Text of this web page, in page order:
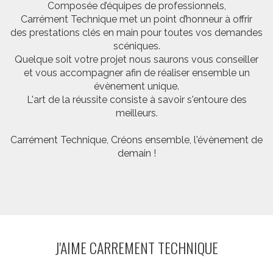
Composée d’équipes de professionnels,
Carrément Technique met un point d’honneur à offrir
des prestations clés en main pour toutes vos demandes
scéniques.
Quelque soit votre projet nous saurons vous conseiller
et vous accompagner afin de réaliser ensemble un
évènement unique.
L'art de la réussite consiste à savoir s'entoure des
meilleurs.
Carrément Technique, Créons ensemble, l'évènement de
demain !
J'AIME CARREMENT TECHNIQUE